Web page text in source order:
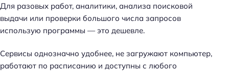
Для разовых работ, аналитики, анализа поисковой
выдачи или проверки большого числа запросов
использую программы — это дешевле.
Сервисы однозначно удобнее, не загружают компьютер,
работают по расписанию и доступны с любого